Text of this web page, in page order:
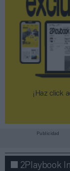
¡Haz click
Publicidad
2Playbook